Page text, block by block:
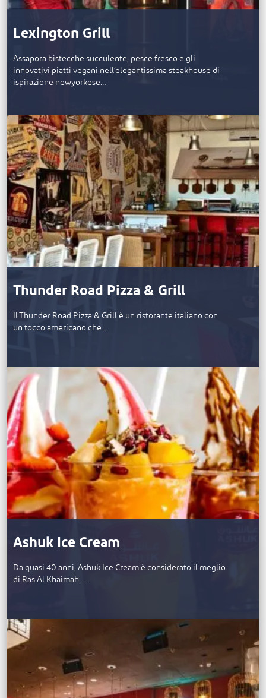
Lexington Grill
Assapora bistecche succulente, pesce fresco e gli
innovativi piatti vegani nell’elegantissima steakhouse di
ispirazione newyorkese…
Thunder Road Pizza & Grill
Il Thunder Road Pizza & Grill è un ristorante italiano con
un tocco americano che…
Ashuk Ice Cream
Da quasi 40 anni, Ashuk Ice Cream è considerato il meglio
di Ras Al Khaimah.…